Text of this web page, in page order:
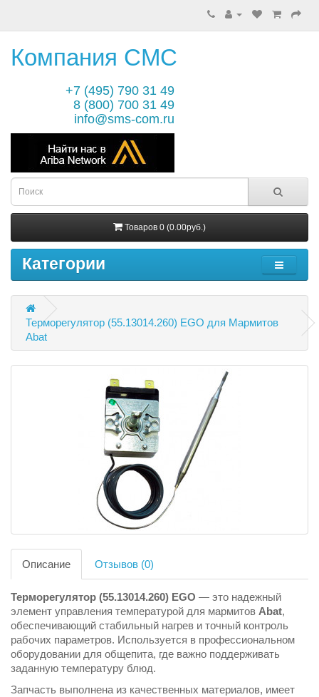
Компания СМС
+7 (495) 790 31 49
8 (800) 700 31 49
info@sms-com.ru
Товаров 0 (0.00руб.)
Категории
Терморегулятор (55.13014.260) EGO для Мармитов
Abat
Описание Отзывов (0)
Терморегулятор (55.13014.260) EGO — это надежный
элемент управления температурой для мармитов Abat,
обеспечивающий стабильный нагрев и точный контроль
рабочих параметров. Используется в профессиональном
оборудовании для общепита, где важно поддерживать
заданную температуру блюд.
Запчасть выполнена из качественных материалов, имеет